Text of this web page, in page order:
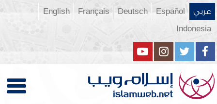
عربي Español
Deutsch
Français
English
Indonesia